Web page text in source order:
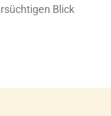
Blick